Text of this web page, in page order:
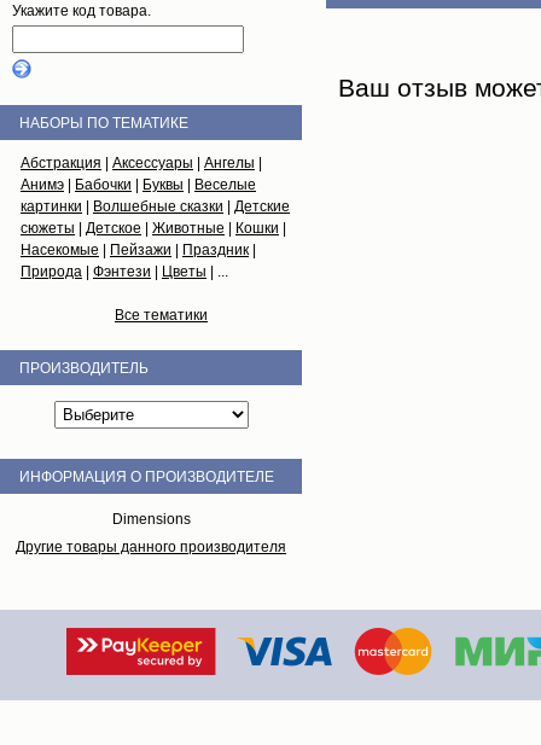
Ваш отзыв
Укажите код товара.
НАБОРЫ ПО ТЕМАТИКЕ
Абстракция Аксессуары Ангелы
Анимэ
Бабочки Буквы
Веселые
картинки
Волшебные сказки
Детские
сюжеты
Детское Животные Кошки
Насекомые
Пейзажи Праздник
Природа
Фэнтези Цветы | ...
Все тематики
ПРОИЗВОДИТЕЛЬ
ИНФОРМАЦИЯ О ПРОИЗВОДИТЕЛЕ
Dimensions
Другие товары данного производителя